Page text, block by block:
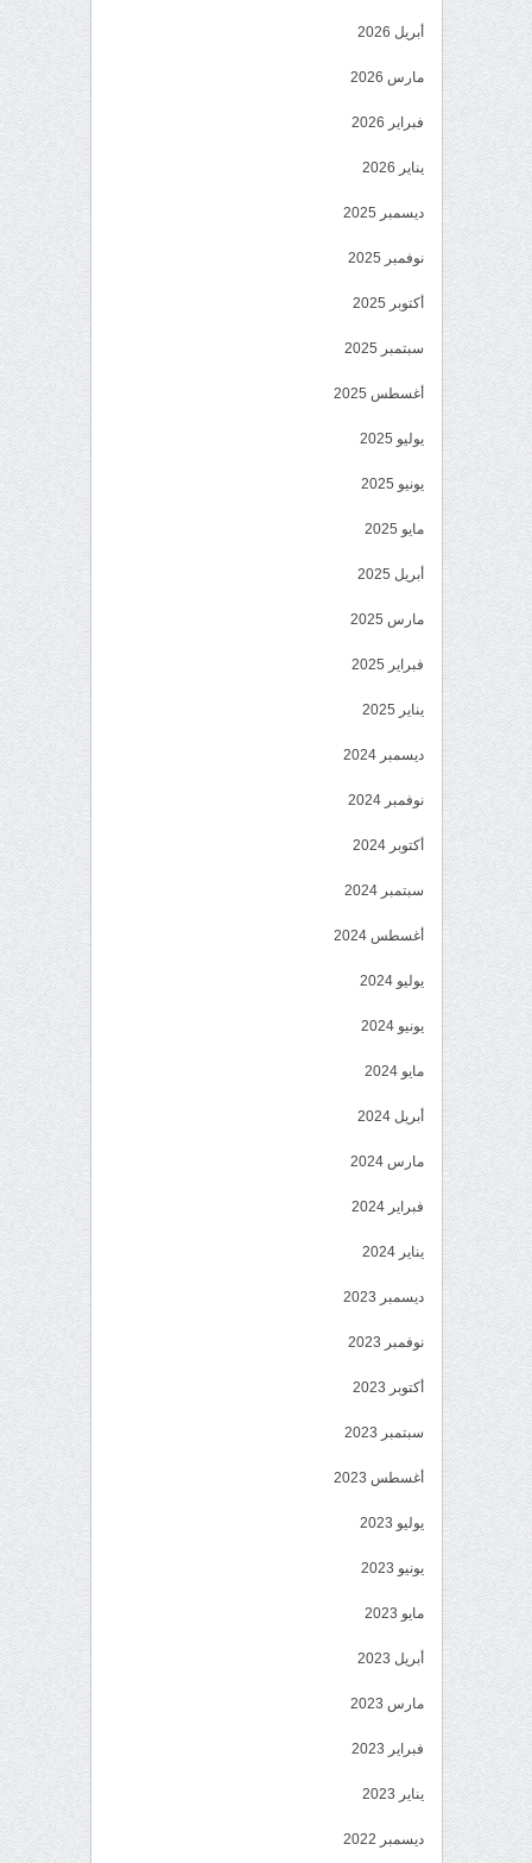
أبريل 2026
مارس 2026
فبراير 2026
يناير 2026
ديسمبر 2025
نوفمبر 2025
أكتوبر 2025
سبتمبر 2025
أغسطس 2025
يوليو 2025
يونيو 2025
مايو 2025
أبريل 2025
مارس 2025
فبراير 2025
يناير 2025
ديسمبر 2024
نوفمبر 2024
أكتوبر 2024
سبتمبر 2024
أغسطس 2024
يوليو 2024
يونيو 2024
مايو 2024
أبريل 2024
مارس 2024
فبراير 2024
يناير 2024
ديسمبر 2023
نوفمبر 2023
أكتوبر 2023
سبتمبر 2023
أغسطس 2023
يوليو 2023
يونيو 2023
مايو 2023
أبريل 2023
مارس 2023
فبراير 2023
يناير 2023
ديسمبر 2022